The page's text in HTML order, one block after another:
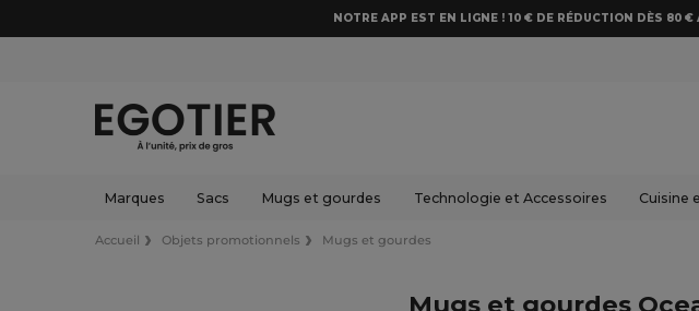
NOTRE APP EST EN LIGNE ! 10 € DE RÉDUCTION DÈS 80
Marques Sacs Mugs et gourdes Technologie et Accessoires Cuisine
Accueil Objets promotionnels Mugs et gourdes
Mugs et gourdes